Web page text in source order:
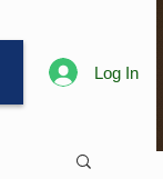
Log In